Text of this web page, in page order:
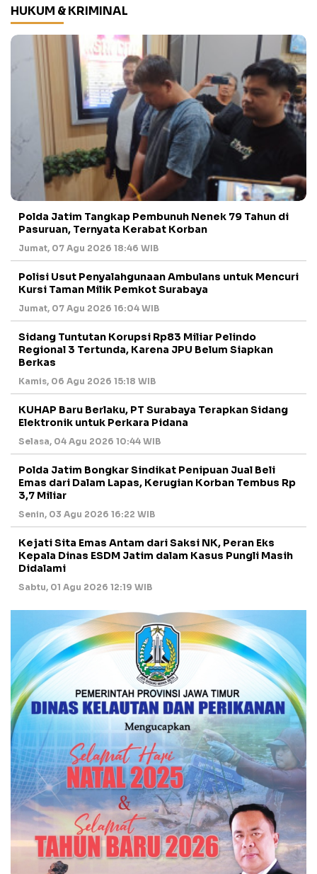
HUKUM & KRIMINAL
Polda Jatim Tangkap Pembunuh Nenek 79 Tahun di
Pasuruan, Ternyata Kerabat Korban
Jumat, 07 Agu 2026 18:46 WIB
Polisi Usut Penyalahgunaan Ambulans untuk Mencuri
Kursi Taman Milik Pemkot Surabaya
Jumat, 07 Agu 2026 16:04 WIB
Sidang Tuntutan Korupsi Rp83 Miliar Pelindo
Regional 3 Tertunda, Karena JPU Belum Siapkan
Berkas
Kamis, 06 Agu 2026 15:18 WIB
KUHAP Baru Berlaku, PT Surabaya Terapkan Sidang
Elektronik untuk Perkara Pidana
Selasa, 04 Agu 2026 10:44 WIB
Polda Jatim Bongkar Sindikat Penipuan Jual Beli
Emas dari Dalam Lapas, Kerugian Korban Tembus Rp
3,7 Miliar
Senin, 03 Agu 2026 16:22 WIB
Kejati Sita Emas Antam dari Saksi NK, Peran Eks
Kepala Dinas ESDM Jatim dalam Kasus Pungli Masih
Didalami
Sabtu, 01 Agu 2026 12:19 WIB